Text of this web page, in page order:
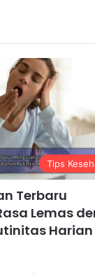
Tips
Terbaru
Lemas
Harian